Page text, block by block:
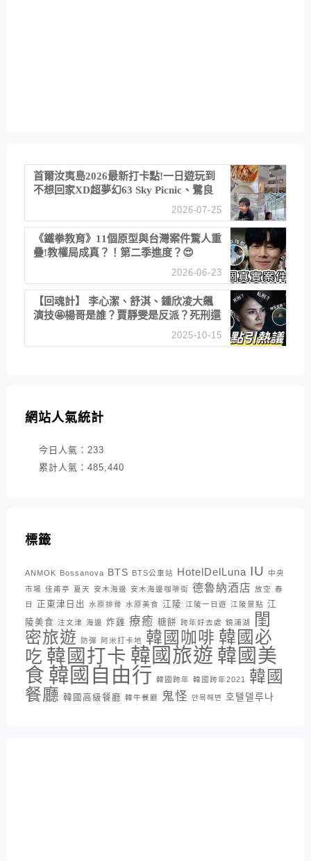
首爾汝夷島2026最新打卡點!一日遊玩到
不想回家XD超夢幻63 Sky Picnic、鷺良
津帝王蟹大餐、《淚之女王》拍攝地、漢
江公園免費玩水
2026-07-25
《鐵拳教育》11個原型與台灣案件驚人重
疊!教權局成真？！第二季進度？😍
2026-06-23
【回魂計】 李心潔、舒淇、鍾欣凌大飆
演技🤩楊哥是誰？賈靜雯是反派？死刑還
2025-10-15
網站人氣統計
今日人氣： 233
累計人氣： 485,440
標籤
ANMOK Bossanova BTS BTS公車站 HotelDelLuna IU
中央
市場 佳甫亭 夏天 安木海邊 安木海邊咖啡街 德魯納酒店 放空 春
日
正東津日出 水原排骨 水原美食 江陵 江陵一日遊 江陵景點 江
陵美食 注文津 海邊 炸雞 療癒 糖餅 跨年好去處 鏡浦湖
閨
密旅遊
防彈 阿米打卡地 韓國咖啡 韓國必
吃 韓國打卡 韓國旅遊 韓國美
食 韓國自由行 韓國跨年 韓國跨年2021
韓國
餐廳 韓國高級餐廳 韓牛餐廳 鬼怪 안목해변 호텔델루나